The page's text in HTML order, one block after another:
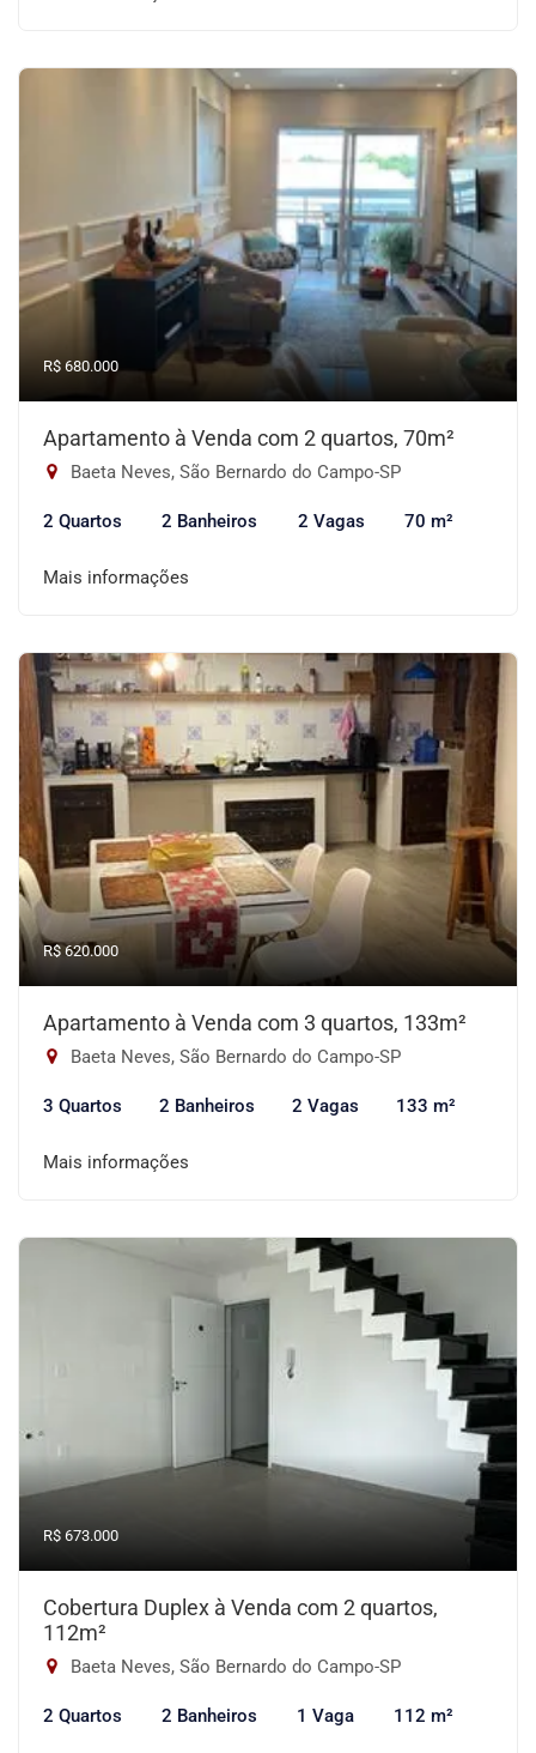
R$ 680.000
Apartamento à Venda com 2 quartos, 70m²
Baeta Neves, São Bernardo do Campo-SP
2 Quartos 2 Banheiros 2 Vagas 70 m²
Mais informações
R$ 620.000
Apartamento à Venda com 3 quartos, 133m²
Baeta Neves, São Bernardo do Campo-SP
3 Quartos 2 Banheiros 2 Vagas 133 m²
Mais informações
R$ 673.000
Cobertura Duplex à Venda com 2 quartos,
112m²
Baeta Neves, São Bernardo do Campo-SP
2 Quartos 2 Banheiros 1 Vaga 112 m²